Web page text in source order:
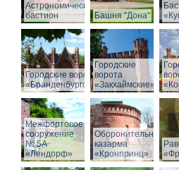
Астрономический
бастион
Башня "Дона"
Городские ворота
«Бранденбургские»
Городские
ворота
«Закхаймские»
Межфортовое
сооружение
№ 5А
«Лендорф»
Оборонительная
казарма
«Кронпринц»